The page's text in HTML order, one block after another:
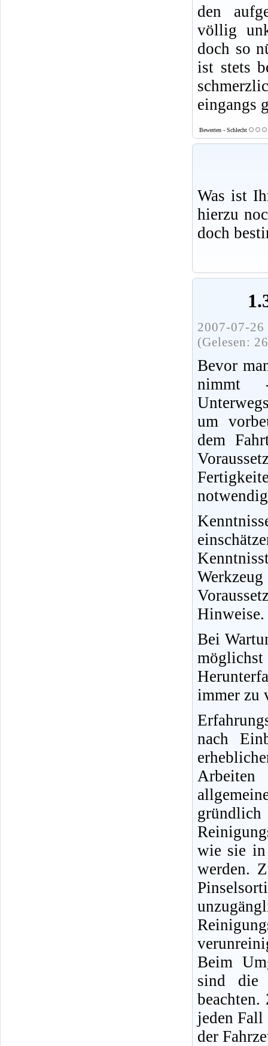
den
völlig
doch so
ist stets
eingangs
Bewerten - Schlecht
Was ist
hierzu
doch
2007-07-
(Gelesen:
Bevor
um
dem
Hinweise.
Bei
immer zu
nach
wie sie in
werden.
Beim
sind die
jeden Fall
der